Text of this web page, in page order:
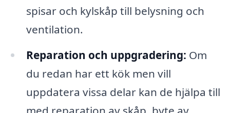
spisar och kylskåp till belysning och
ventilation.
Reparation och uppgradering: Om
du redan har ett kök men vill
uppdatera vissa delar kan de hjälpa till